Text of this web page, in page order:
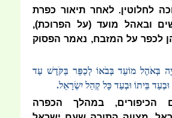
לחלוטין. לאחר תיאור כפרת
ובאהל מועד (על הפרוכת),
לכפר על המזבח, נאמר הפסוק
בְּאֹהֶל מוֹעֵד בְּבֹאוֹ לְכַפֵּר בַּקֹּדֶשׁ עַד
בֵּיתוֹ וּבְעַד כָּל קְהַל יִשְׂרָאֵל.
הכיפורים, במהלך הכפרה